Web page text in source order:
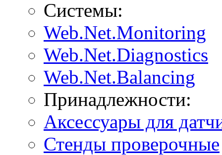
Системы:
Web.Net.Monitoring
Web.Net.Diagnostics
Web.Net.Balancing
Принадлежности:
Аксессуары для
Стенды проверочные